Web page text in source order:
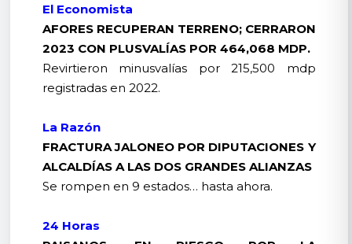
El Economista
AFORES RECUPERAN TERRENO; CERRARON
2023 CON PLUSVALÍAS POR 464,068 MDP.
Revirtieron minusvalías por 215,500 mdp
registradas en 2022.
La Razón
FRACTURA JALONEO POR DIPUTACIONES Y
ALCALDÍAS A LAS DOS GRANDES ALIANZAS
Se rompen en 9 estados… hasta ahora.
24 Horas